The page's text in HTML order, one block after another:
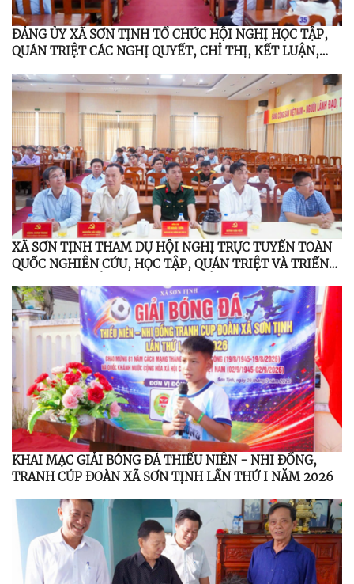
ĐẢNG ỦY XÃ SƠN TỊNH TỔ CHỨC HỘI NGHỊ HỌC TẬP,
QUÁN TRIỆT CÁC NGHỊ QUYẾT, CHỈ THỊ, KẾT LUẬN,
XÃ SƠN TỊNH THAM DỰ HỘI NGHỊ TRỰC TUYẾN TOÀN
QUỐC NGHIÊN CỨU, HỌC TẬP, QUÁN TRIỆT VÀ TRIỂN
BAN CHẤP HÀNH TRUNG ƯƠNG ĐẢNG KHÓA XIV
KHAI MẠC GIẢI BÓNG ĐÁ THIẾU NIÊN - NHI ĐỒNG,
TRANH CÚP ĐOÀN XÃ SƠN TỊNH LẦN THỨ I NĂM 2026